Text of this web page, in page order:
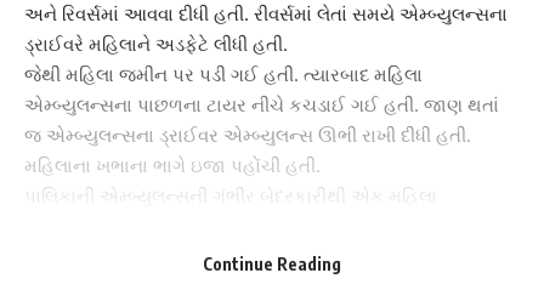
અને રિવર્સમાં આવવા દીધી હતી. રીવર્સમાં લેતાં સમયે એમ્બ્યુલન્સના
ડ્રાઈવરે મહિલાને અડફેટે લીધી હતી.
જેથી મહિલા જમીન પર પડી ગઈ હતી. ત્યારબાદ મહિલા
એમ્બ્યુલન્સના પાછળના ટાયર નીચે કચડાઈ ગઈ હતી. જાણ થતાં
જ એમ્બ્યુલન્સના ડ્રાઈવર એમ્બ્યુલન્સ ઊભી રાખી દીધી હતી.
મહિલાના ખભાના ભાગે ઇજા પહોંચી હતી.
પાલિકાની એમ્બ્યુલન્સ
ની ગંભીર બેદરકારીથી એક મહિલા
થયો છે. મહિલાને હાલ તો ખાનગી હોસ્પિટલમાં સારવાર ચાલી છે.
Continue Reading